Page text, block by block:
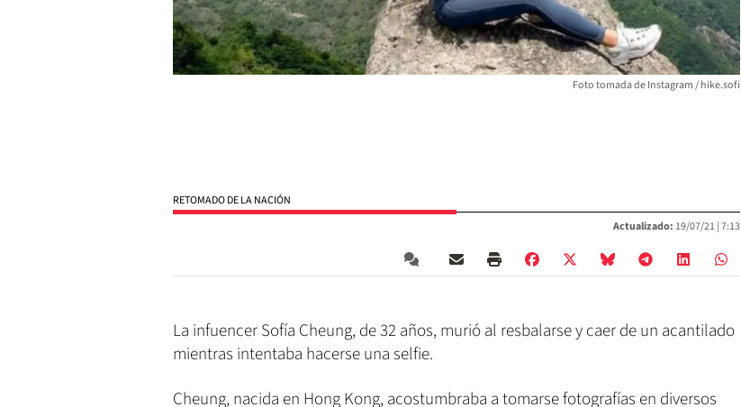
Foto tomada de Instagram / hike.sofi
RETOMADO DE LA NACIÓN
Actualizado: 19/07/21 |7:13
La infuencer Sofía Cheung, de 32 años, murió al resbalarse y caer de un acantilado
mientras intentaba hacerse una selfie.
Cheung, nacida en Hong Kong, acostumbraba a tomarse fotografías en diversos